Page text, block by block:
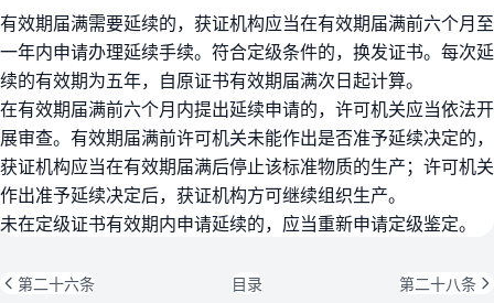
有效期届满需要延续的，获证机构应当在有效期届满前六个月至
一年内申请办理延续手续。符合定级条件的，换发证书。每次延
续的有效期为五年，自原证书有效期届满次日起计算。
在有效期届满前六个月内提出延续申请的，许可机关应当依法开
展审查。有效期届满前许可机关未能作出是否准予延续决定的，
获证机构应当在有效期届满后停止该标准物质的生产；许可机关
作出准予延续决定后，获证机构方可继续组织生产。
未在定级证书有效期内申请延续的，应当重新申请定级鉴定。
第二十六条 目录 第二十八条